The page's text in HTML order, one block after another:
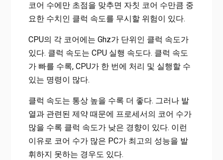
코어 수에만 초점을 맞추면 자칫 코어 수만큼 중
요한 수치인 클럭 속도를 무시할 위험이 있다.
CPU의 각 코어에는 Ghz가 단위인 클럭 속도가
있다. 클럭 속도는 CPU 실행 속도다. 클럭 속도
가 빠를 수록, CPU가 한 번에 처리 및 실행할 수
있는 명령이 많다.
클럭 속도는 통상 높을 수록 더 좋다. 그러나 발
열과 관련된 제약 때문에 프로세서의 코어 수가
많을 수록 클럭 속도가 낮은 경향이 있다. 이런
이유로 코어 수가 많은 PC가 최고의 성능을 발
휘하지 못하는 경우도 있다.